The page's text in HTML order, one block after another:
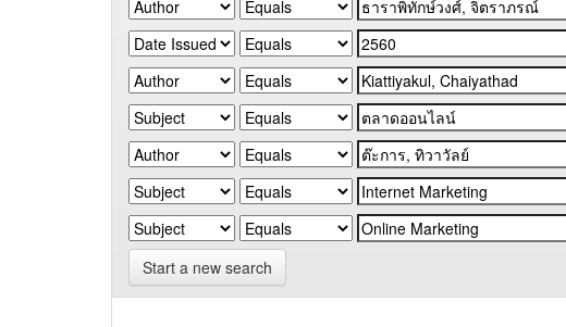
Start a new search